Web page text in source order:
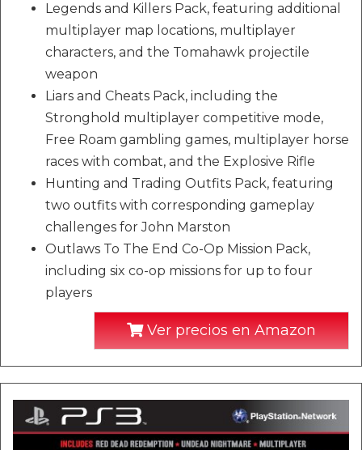
Legends and Killers Pack, featuring additional
multiplayer map locations, multiplayer
characters, and the Tomahawk projectile
weapon
Liars and Cheats Pack, including the
Stronghold multiplayer competitive mode,
Free Roam gambling games, multiplayer horse
races with combat, and the Explosive Rifle
Hunting and Trading Outfits Pack, featuring
two outfits with corresponding gameplay
challenges for John Marston
Outlaws To The End Co-Op Mission Pack,
including six co-op missions for up to four
players
Ver precios en Amazon